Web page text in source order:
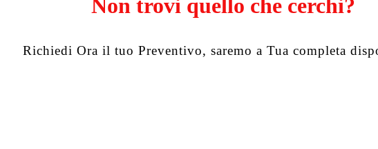
Non trovi quello che cerchi?
Richiedi Ora il tuo Preventivo, saremo a Tua completa